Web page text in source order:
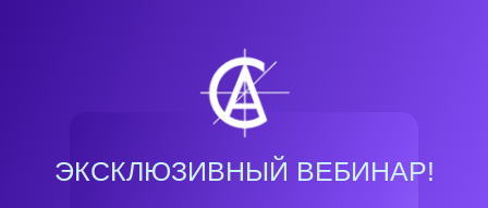
ЭКСКЛЮЗИВНЫЙ ВЕБИНАР!